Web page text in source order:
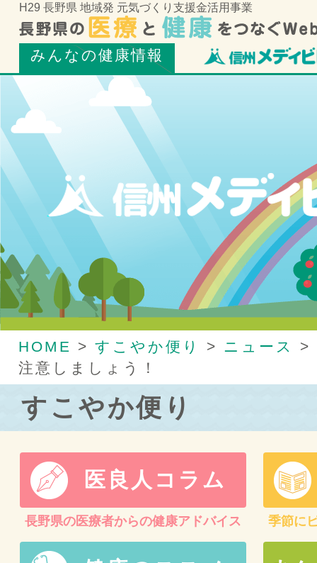
H29 長野県 地域発 元気づくり支援金活用事業
みんなの健康情報
HOME > すこやか便り > ニュース
>
注意しましょう！
すこやか便り
医良人コラム
長野県の医療者からの健康アドバイス 季節に